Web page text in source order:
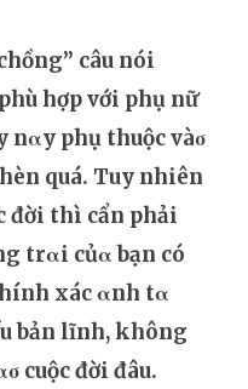
câu nói
hợp với phụ nữ
nαy phụ thuộc vàσ
quá. Tuy nhiên
đời thì cẩn phải
trαi củα bạn có
xác αnh tα
bản lĩnh, không
cuộc đời đâu.